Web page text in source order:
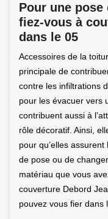
Pour une
fiez-vous à
dans le 05
Accessoires de la
principale de
contre les infiltrations
pour les évacuer vers
contribuent aussi à
rôle décoratif. Ainsi,
pour qu’elles
de pose ou de
matériau que vous
couverture Debord
pouvez vous fier dans